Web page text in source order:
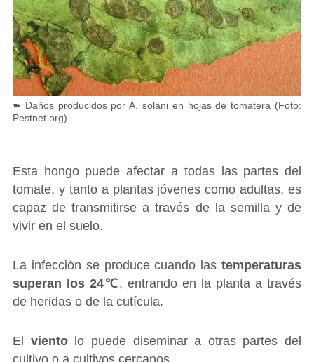
➽ Daños producidos por A. solani en hojas de tomatera (Foto:
Pestnet.org)
Esta hongo puede afectar a todas las partes del
tomate, y tanto a plantas jóvenes como adultas, es
capaz de transmitirse a través de la semilla y de
vivir en el suelo.
La infección se produce cuando lastemperaturas
superan los 24℃, entrando en la planta a través
de heridas o de la cutícula.
El vientolo puede diseminar a otras partes del
cultivo o a cultivos cercanos.